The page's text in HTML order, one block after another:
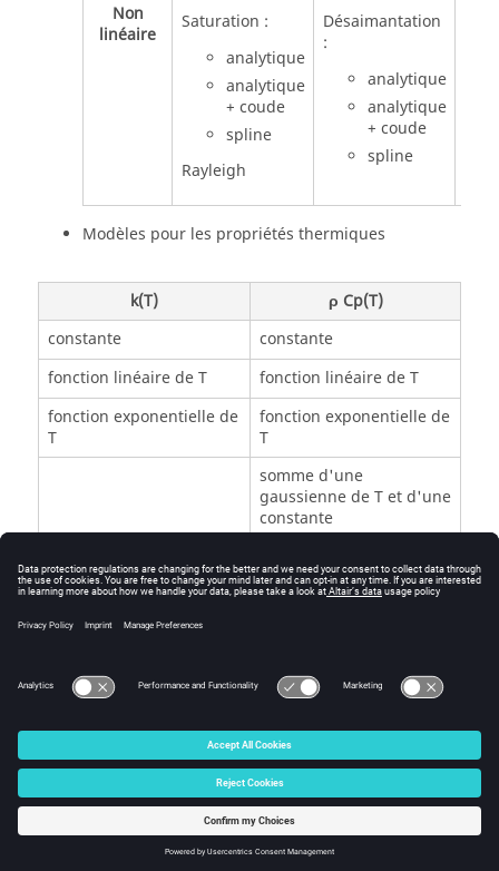
Non
linéaire
Saturation :
analytique
analytique
+ coude
spline
Rayleigh
Désaimantation
:
analytique
analytique
+ coude
spline
Modèles pour les propriétés thermiques
k(T)
ρ Cp(T)
constante
constante
fonction linéaire de T
fonction linéaire de T
fonction exponentielle de
T
fonction exponentielle de
T
somme d'une
gaussienne de T et d'une
constante
gaussienne de T et d'une
exponentielle de T
© 2025 Altair Engineering, Inc. All Rights Reserved.
Intellectual Property Rights Notice|Technical Support
☼